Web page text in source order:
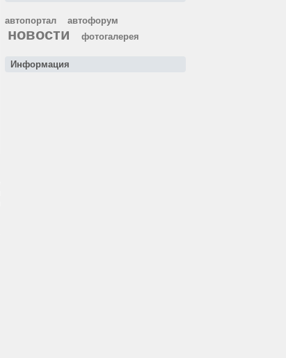
автопортал автофорум
новости фотогалерея
Информация